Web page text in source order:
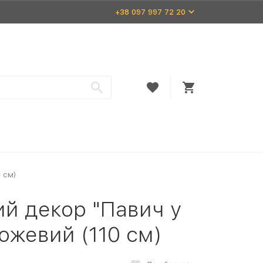
+38 097 997 72 20
см)
декор "Павич у
(110 см)